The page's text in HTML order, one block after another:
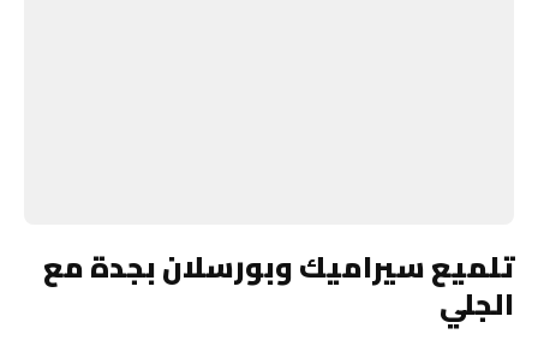
تلميع سيراميك وبورسلان بجدة مع
الجلي